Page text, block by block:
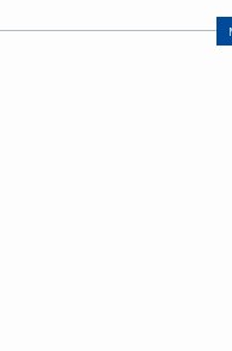
Podest. Auch vermied der
mit preußenkritischen